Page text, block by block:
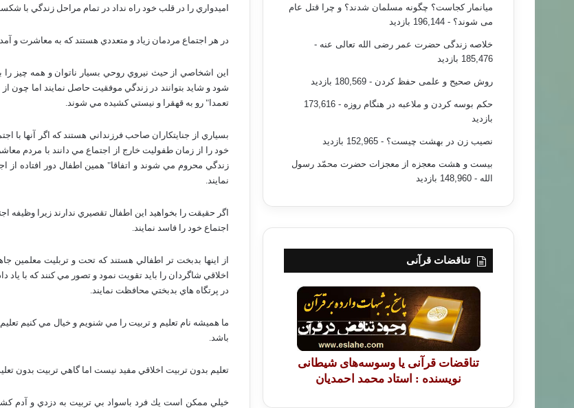
اميدواري را در قلب خود راه نداد در تمام مراحل زندگي با
در هر اجتماع مردمان زياد و متعددي هستند كه به معاشرت و
اين اشخاصي از حيث نيروي روحي بسيار ناتوان و همه چيز را
شود و شايد بتوانند در زندگي موفقيت حاصل نمايند اما چون
تعمدا" رو به قهقرا و نيستي كشيده مي شوند.
بسياري از جنايتكاران صاحب فرزنداني هستند كه اگر آنها
خود را از زمان طفوليت خارج از اجتماع مي دانند با مردم
زندگي محروم مي شوند و اتفاقا" همين اطفال دور افتاده از
نمايند.
اگر حقيقت را بخواهيد اين اطفال تقصيري ندارند زيرا وظيفه
اجتماع خود را فاسد نمايند.
از اينها بدبخت تر اطفالي هستند كه تحت و تربليت معلمين
اخلاقي شاگردان را بايد تقويت نمود و تصور مي كنند كه با
در پرتگاه هاي بدبختي محافظت نمايند.
ما هميشه نام تعليم و تربيت را مي شنويم و خيال مي كنيم
باشد.
تعليم بدون تربيت اخلاقي مفيد نيست اما گاهي تربيت بدون
خيلي ممكن است يك فرد باسواد بي تربيت به دزدي و آدم
میانمار کجاست؟ چگونه مسلمان شدند؟ و چرا قتل عام
می شوند؟ - 196,144 بازدید
خلاصه زندگی حضرت عمر رضی الله تعالی عنه -
185,476 بازدید
روش صحیح و علمی حفظ کردن - 180,569 بازدید
حکم بوسه کردن و ملاعبه در هنگام روزه
- 173,616
بازدید
نصیب زن در بهشت چیست؟ - 152,965 بازدید
بیست و هشت معجزه از معجزات حضرت محمّد رسول
الله - 148,960 بازدید
تناقضات قرآنی
تناقضات قرآنی یا وسوسه‌های شیطانی
نویسنده : استاد محمد احمدیان